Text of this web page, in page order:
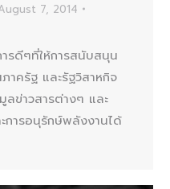
7, 2014
รดีๆที่ให้การสนับสนุน
าครัฐ และรัฐวิสาหกิจ
ข่าวสารต่างๆ และ
ารอนุรักษ์พลังงานได้